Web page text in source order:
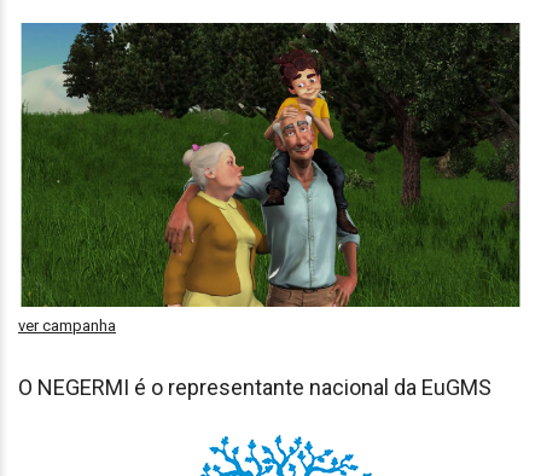
ver campanha
O NEGERMI é o representante nacional da EuGMS